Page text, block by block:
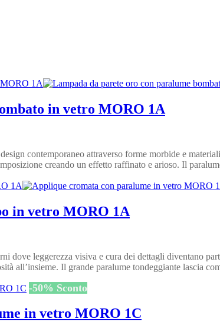
in vetro MORO 1A
contemporaneo attraverso forme morbide e
creando un effetto raffinato e arioso. Il
in vetro MORO 1A
dove leggerezza visiva e cura dei dettagli diventano
all’insieme. Il grande paralume tondeggiante lascia
-50% Sconto
in vetro MORO 1C